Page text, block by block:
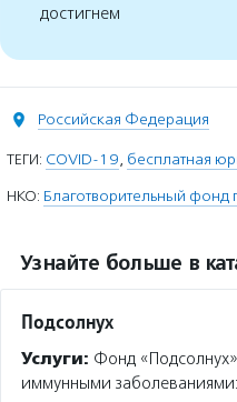
достигнем
Российская Федерация
ТЕГИ: COVID-19, бесплатная
НКО: Благотворительный
Узнайте больше в
Подсолнух
Услуги: Фонд
иммунными